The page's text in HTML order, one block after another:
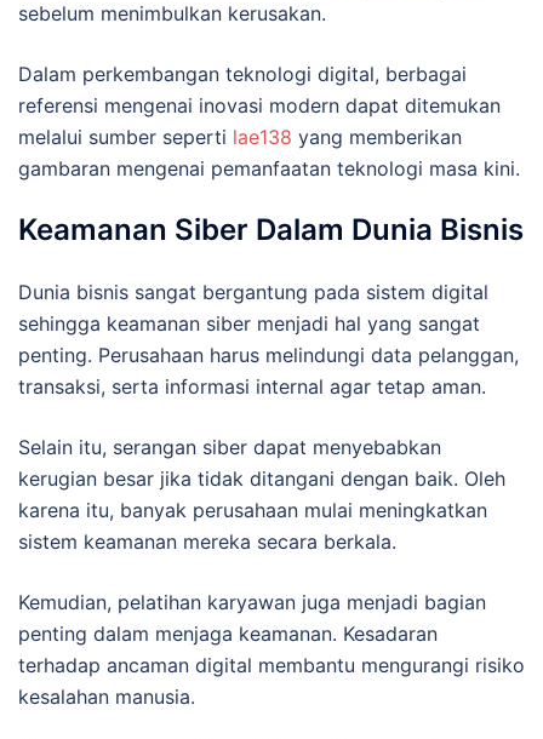
sebelum menimbulkan kerusakan.
Dalam perkembangan teknologi digital, berbagai
referensi mengenai inovasi modern dapat ditemukan
melalui sumber seperti lae138 yang memberikan
gambaran mengenai pemanfaatan teknologi masa kini.
Keamanan Siber Dalam Dunia Bisnis
Dunia bisnis sangat bergantung pada sistem digital
sehingga keamanan siber menjadi hal yang sangat
penting. Perusahaan harus melindungi data pelanggan,
transaksi, serta informasi internal agar tetap aman.
Selain itu, serangan siber dapat menyebabkan
kerugian besar jika tidak ditangani dengan baik. Oleh
karena itu, banyak perusahaan mulai meningkatkan
sistem keamanan mereka secara berkala.
Kemudian, pelatihan karyawan juga menjadi bagian
penting dalam menjaga keamanan. Kesadaran
terhadap ancaman digital membantu mengurangi risiko
kesalahan manusia.